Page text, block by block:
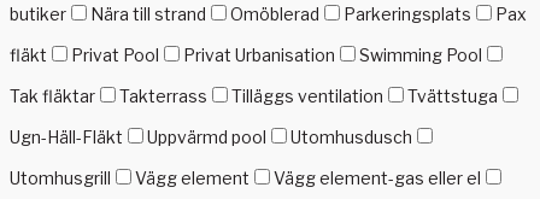
butiker
Nära till strand Omöblerad Parkeringsplats
Pax
fläkt
Privat Pool Privat Urbanisation
Swimming Pool
Tak fläktar
Takterrass Tilläggs ventilation
Tvättstuga
Ugn-Häll-Fläkt
Uppvärmd pool
Utomhusdusch
Utomhusgrill
Vägg element
Vägg element-gas eller el